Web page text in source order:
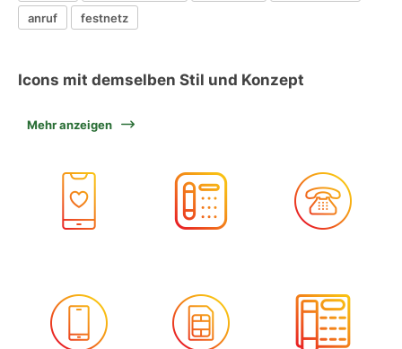
anruf
festnetz
Icons mit demselben Stil und Konzept
Mehr anzeigen